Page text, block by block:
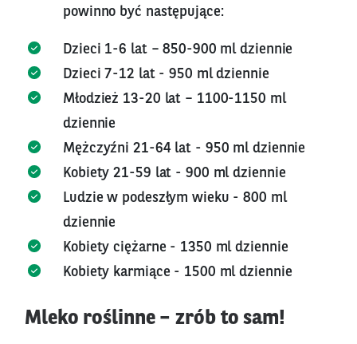
powinno być następujące:
Dzieci 1-6 lat – 850-900 ml dziennie
Dzieci 7-12 lat - 950 ml dziennie
Młodzież 13-20 lat – 1100-1150 ml
dziennie
Mężczyźni 21-64 lat - 950 ml dziennie
Kobiety 21-59 lat - 900 ml dziennie
Ludzie w podeszłym wieku - 800 ml
dziennie
Kobiety ciężarne - 1350 ml dziennie
Kobiety karmiące - 1500 ml dziennie
Mleko roślinne – zrób to sam!